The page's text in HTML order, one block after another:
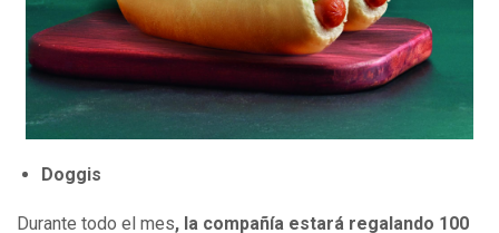
Doggis
Durante todo el mes, la compañía estará regalando 100